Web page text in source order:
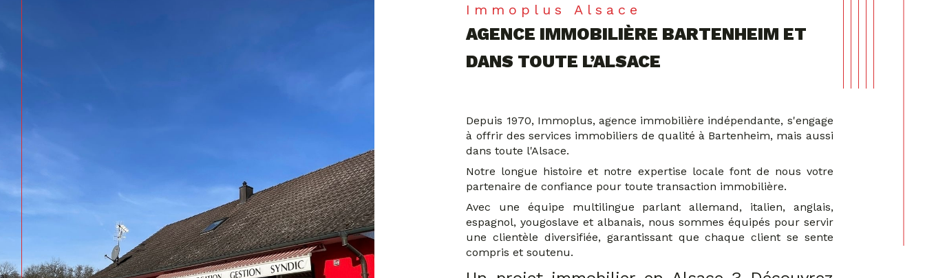
Immoplus Alsace
AGENCE IMMOBILIÈRE BARTENHEIM ET
DANS TOUTE L’ALSACE
Depuis 1970, Immoplus, agence immobilière indépendante, s'engage
à offrir des services immobiliers de qualité à Bartenheim, mais aussi
dans toute l'Alsace.
Notre longue histoire et notre expertise locale font de nous votre
partenaire de confiance pour toute transaction immobilière.
Avec une équipe multilingue parlant allemand, italien, anglais,
espagnol, yougoslave et albanais, nous sommes équipés pour servir
une clientèle diversifiée, garantissant que chaque client se sente
compris et soutenu.